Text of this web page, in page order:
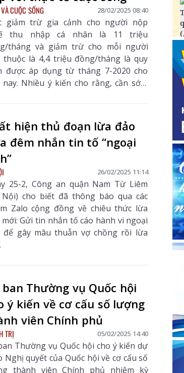
CUỘC SỐNG 28/02/2025 08:40
giảm trừ gia cảnh cho người nộp
thu nhập cá nhân là 11 triệu
tháng và giảm trừ cho mỗi người
thuộc là 4,4 triệu đồng/tháng là quy
được áp dụng từ tháng 7-2020 cho
nay. Nhiều ý kiến cho rằng, cần sớm
phù hợp với mức sống hiện nay của
dân.hiện thủ đoạn lừa đảo
đêm nhắn tin tố “ngoại
26/02/2025 11:14
25-2, Công an quận Nam Từ Liêm
Nội) cho biết đã thông báo qua các
Zalo cộng đồng về chiêu thức lừa
mới: Gửi tin nhắn tố cáo hành vi ngoại
để gây mâu thuẫn vợ chồng rồi lừa
ban Thường vụ Quốc hội
ý kiến về cơ cấu số lượng
viên Chính phủ
TRỊ 05/02/2025 14:40
Thường vụ Quốc hội cho ý kiến dự
Nghị quyết của Quốc hội về cơ cấu số
thành viên Chính phủ nhiệm kỳ